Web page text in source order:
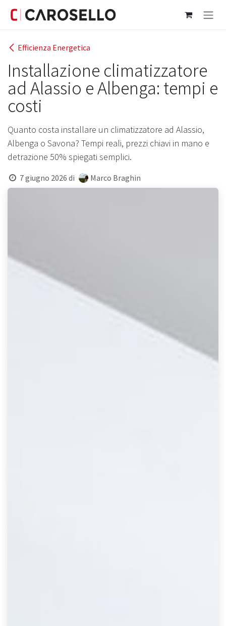
Efficienza Energetica
Installazione climatizzatore
ad Alassio e Albenga: tempi e
costi
Quanto costa installare un climatizzatore ad Alassio,
Albenga o Savona? Tempi reali, prezzi chiavi in mano e
detrazione 50% spiegati semplici.
7 giugno 2026 di Marco Braghin